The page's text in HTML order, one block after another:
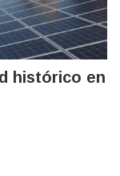
histórico en